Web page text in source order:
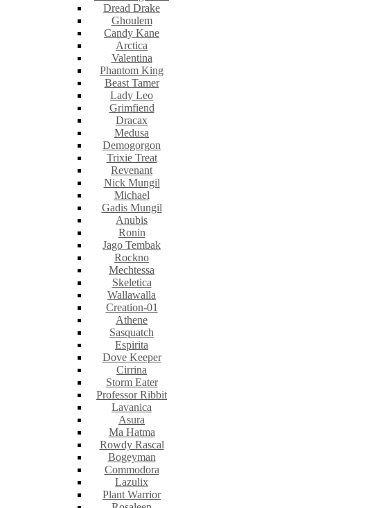
Dread Drake
Ghoulem
Candy Kane
Arctica
Valentina
Phantom King
Beast Tamer
Lady Leo
Grimfiend
Dracax
Medusa
Demogorgon
Trixie Treat
Revenant
Nick Mungil
Michael
Gadis Mungil
Anubis
Ronin
Jago Tembak
Rockno
Mechtessa
Skeletica
Wallawalla
Creation-01
Athene
Sasquatch
Espirita
Dove Keeper
Cirrina
Storm Eater
Professor Ribbit
Lavanica
Asura
Ma Hatma
Rowdy Rascal
Bogeyman
Commodora
Lazulix
Plant Warrior